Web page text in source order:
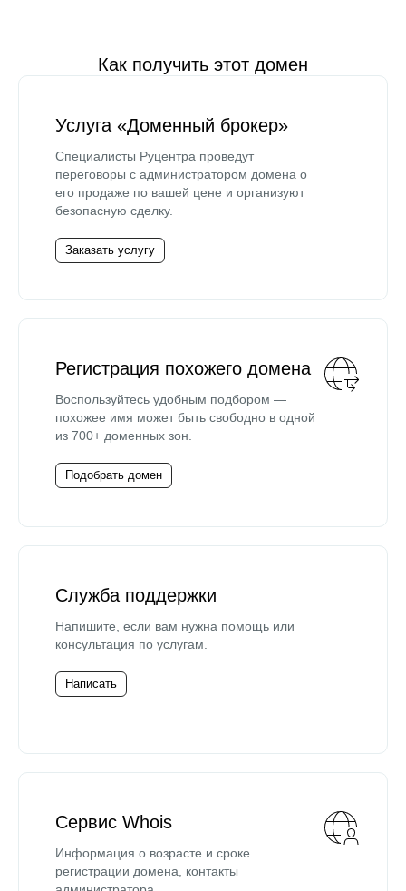
Как получить этот домен
Услуга «Доменный брокер»
Специалисты Руцентра проведут
переговоры с администратором домена о
его продаже по вашей цене и организуют
безопасную сделку.
Заказать услугу
Регистрация похожего домена
Воспользуйтесь удобным подбором —
похожее имя может быть свободно в одной
из 700+ доменных зон.
Подобрать домен
Служба поддержки
Напишите, если вам нужна помощь или
консультация по услугам.
Написать
Сервис Whois
Информация о возрасте и сроке
регистрации домена, контакты